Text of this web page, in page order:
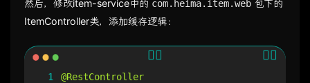
然后，修改item-service中的 com.heima.item.web 包下的
ItemController类，添加缓存逻辑：
1
@RestController